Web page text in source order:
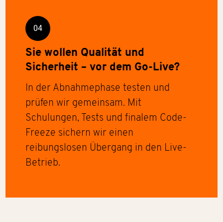
04
Sie wollen Qualität und
Sicherheit – vor dem Go-Live?
In der Abnahmephase testen und
prüfen wir gemeinsam. Mit
Schulungen, Tests und finalem Code-
Freeze sichern wir einen
reibungslosen Übergang in den Live-
Betrieb.